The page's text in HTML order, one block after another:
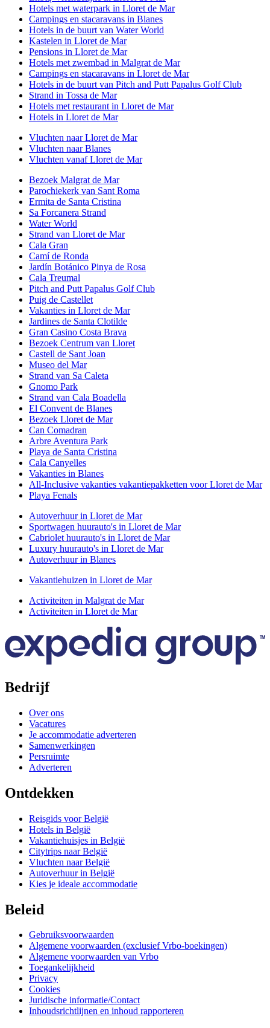
Hotels met waterpark in Lloret de Mar
Campings en stacaravans in Blanes
Hotels in de buurt van Water World
Kastelen in Lloret de Mar
Pensions in Lloret de Mar
Hotels met zwembad in Malgrat de Mar
Campings en stacaravans in Lloret de Mar
Hotels in de buurt van Pitch and Putt Papalus Golf Club
Strand in Tossa de Mar
Hotels met restaurant in Lloret de Mar
Hotels in Lloret de Mar
Vluchten naar Lloret de Mar
Vluchten naar Blanes
Vluchten vanaf Lloret de Mar
Bezoek Malgrat de Mar
Parochiekerk van Sant Roma
Ermita de Santa Cristina
Sa Forcanera Strand
Water World
Strand van Lloret de Mar
Cala Gran
Camí de Ronda
Jardín Botánico Pinya de Rosa
Cala Treumal
Pitch and Putt Papalus Golf Club
Puig de Castellet
Vakanties in Lloret de Mar
Jardines de Santa Clotilde
Gran Casino Costa Brava
Bezoek Centrum van Lloret
Castell de Sant Joan
Museo del Mar
Strand van Sa Caleta
Gnomo Park
Strand van Cala Boadella
El Convent de Blanes
Bezoek Lloret de Mar
Can Comadran
Arbre Aventura Park
Playa de Santa Cristina
Cala Canyelles
Vakanties in Blanes
All-Inclusive vakanties vakantiepakketten voor Lloret de Mar
Playa Fenals
Autoverhuur in Lloret de Mar
Sportwagen huurauto's in Lloret de Mar
Cabriolet huurauto's in Lloret de Mar
Luxury huurauto's in Lloret de Mar
Autoverhuur in Blanes
Vakantiehuizen in Lloret de Mar
Activiteiten in Malgrat de Mar
Activiteiten in Lloret de Mar
Bedrijf
Over ons
Vacatures
Je accommodatie adverteren
Samenwerkingen
Persruimte
Adverteren
Ontdekken
Reisgids voor België
Hotels in België
Vakantiehuisjes in België
Citytrips naar België
Vluchten naar België
Autoverhuur in België
Kies je ideale accommodatie
Beleid
Gebruiksvoorwaarden
Algemene voorwaarden (exclusief Vrbo-boekingen)
Algemene voorwaarden van Vrbo
Toegankelijkheid
Privacy
Cookies
Juridische informatie/Contact
Inhoudsrichtlijnen en inhoud rapporteren